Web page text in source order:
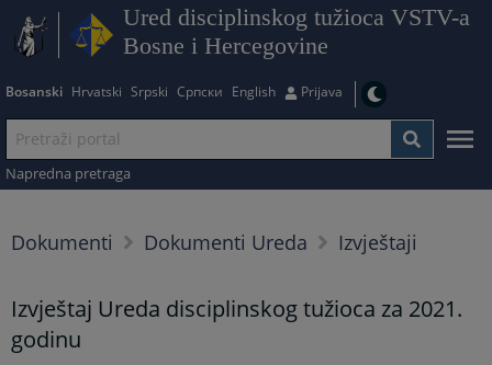
Ured disciplinskog tužioca VSTV-a
Bosne i Hercegovine
Bosanski Hrvatski Srpski Српски English Prijava
Napredna pretraga
Dokumenti Dokumenti Ureda Izvještaji
Izvještaj Ureda disciplinskog tužioca za 2021.
godinu